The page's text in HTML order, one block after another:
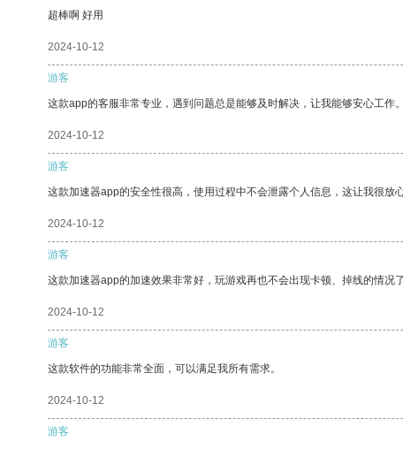
超棒啊 好用
2024-10-12
游客
这款app的客服非常专业，遇到问题总是能够及时解决，让我能够安心工作。
2024-10-12
游客
这款加速器app的安全性很高，使用过程中不会泄露个人信息，这让我很放
2024-10-12
游客
这款加速器app的加速效果非常好，玩游戏再也不会出现卡顿、掉线的情况
2024-10-12
游客
这款软件的功能非常全面，可以满足我所有需求。
2024-10-12
游客